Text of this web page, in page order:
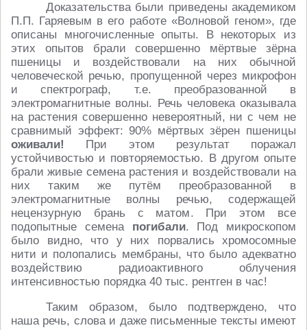
Доказательства были приведены академиком
П.П. Гаряевым в его работе «Волновой геном», где
описаны многочисленные опыты. В некоторых из
этих опытов брали совершенно мёртвые зёрна
пшеницы и воздействовали на них обычной
человеческой речью, пропущенной через микрофон
и спектрограф, т.е. преобразованной в
электромагнитные волны. Речь человека оказывала
на растения совершенно невероятный, ни с чем не
сравнимый эффект: 90% мёртвых зёрен пшеницы
оживали!
При этом результат поражал
устойчивостью и повторяемостью. В другом опыте
брали живые семена растения и воздействовали на
них таким же путём преобразованной в
электромагнитные волны речью, содержащей
нецензурную брань с матом. При этом все
подопытные семена погибали. Под микроскопом
было видно, что у них порвались хромосомные
нити и полопались мембраны, что было адекватно
воздействию радиоактивного облучения
интенсивностью порядка 40 тыс. рентген в час!
Таким образом, было подтверждено, что
наша речь, слова и даже письменные тексты имеют